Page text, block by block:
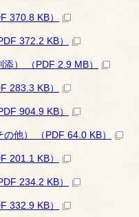
370.8 KB）
372.2 KB）
） （PDF 2.9 MB）
283.3 KB）
904.9 KB）
他） （PDF 64.0 KB）
201.1 KB）
234.2 KB）
332.9 KB）